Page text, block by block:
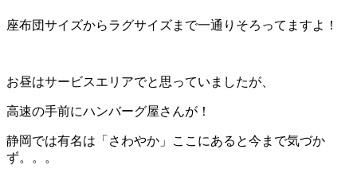
座布団サイズからラグサイズまで一通りそろってますよ！
お昼はサービスエリアでと思っていましたが、
高速の手前にハンバーグ屋さんが！
静岡では有名は「さわやか」ここにあると今まで気づか
ず。。。